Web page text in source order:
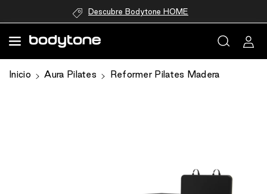
al contenido
Descubre Bodytone HOME
Inicio Aura Pilates Reformer Pilates Madera
Ir